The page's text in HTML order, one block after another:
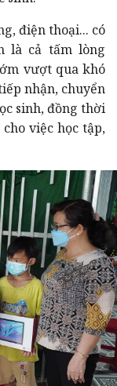
điện thoại... có
là cả tấm lòng
vượt qua khó
nhận, chuyển
sinh, đồng thời
việc học tập,